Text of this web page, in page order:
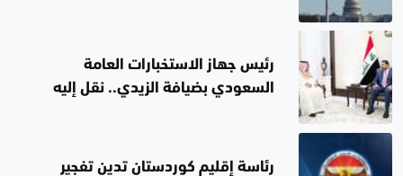
رئيس جهاز الاستخبارات العامة
السعودي بضيافة الزيدي.. نقل إليه
رئاسة إقليم كوردستان تدين تفجير